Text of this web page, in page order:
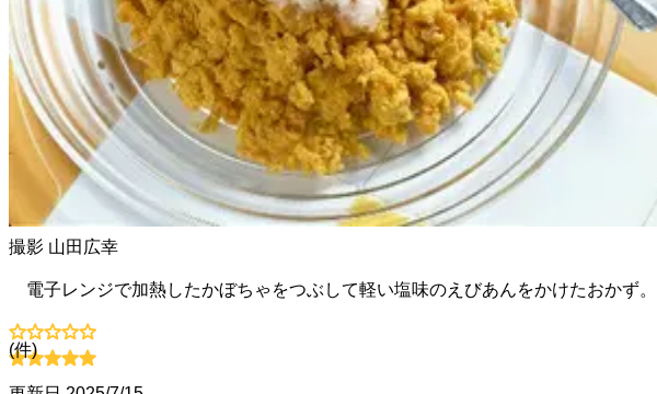
撮影 山田広幸
電子レンジで加熱したかぼちゃをつぶして軽い塩味のえびあんをかけたおかず。
(件)